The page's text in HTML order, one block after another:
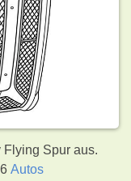
Flying Spur aus.
Autos